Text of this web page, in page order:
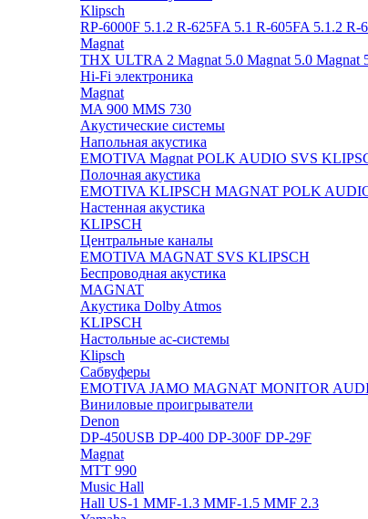
Klipsch
RP-6000F 5.1.2 R-625FA 5.1 R-605FA 5.1.2 R-
Magnat
THX ULTRA 2 Magnat 5.0 Magnat 5.0 Magnat
Hi-Fi электроника
Magnat
MA 900 MMS 730
Акустические системы
Напольная акустика
EMOTIVA Magnat POLK AUDIO SVS
Полочная акустика
EMOTIVA KLIPSCH MAGNAT POLK
Настенная акустика
KLIPSCH
Центральные каналы
EMOTIVA MAGNAT SVS KLIPSCH
Беспроводная акустика
MAGNAT
Акустика Dolby Atmos
KLIPSCH
Настольные ас-системы
Klipsch
Сабвуферы
EMOTIVA JAMO MAGNAT MONITOR
Виниловые проигрыватели
Denon
DP-450USB DP-400 DP-300F DP-29F
Magnat
MTT 990
Music Hall
Hall US-1 MMF-1.3 MMF-1.5 MMF 2.3